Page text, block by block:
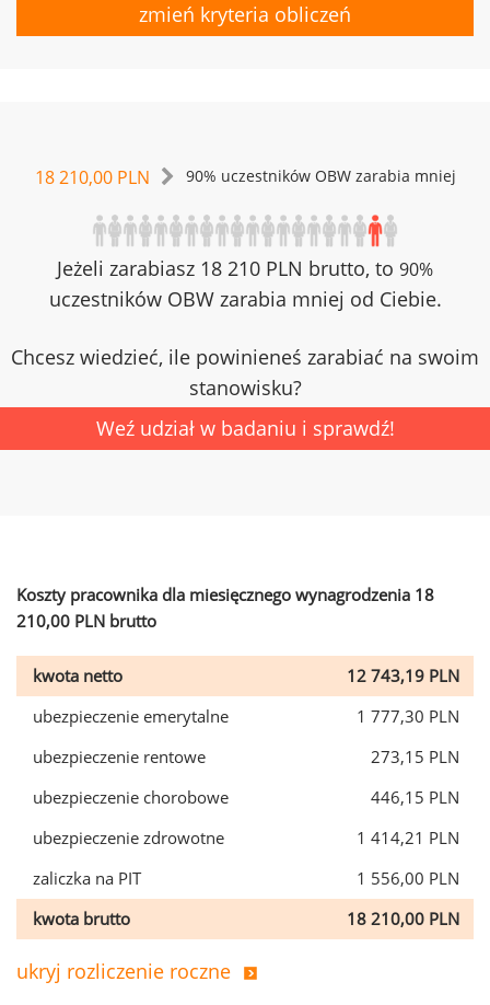
zmień kryteria obliczeń
18 210,00 PLN 90% uczestników OBW zarabia mniej
Jeżeli zarabiasz 18 210 PLN brutto, to 90%
uczestników OBW zarabia mniej od Ciebie.
Chcesz wiedzieć, ile powinieneś zarabiać na swoim
stanowisku?
Weź udział w badaniu i sprawdź!
Koszty pracownika dla miesięcznego wynagrodzenia 18
210,00 PLN brutto
kwota netto
12 743,19 PLN
ubezpieczenie emerytalne
1 777,30 PLN
ubezpieczenie rentowe
273,15 PLN
ubezpieczenie chorobowe
446,15 PLN
ubezpieczenie zdrowotne
1 414,21 PLN
zaliczka na PIT
1 556,00 PLN
kwota brutto
18 210,00 PLN
ukryj rozliczenie roczne